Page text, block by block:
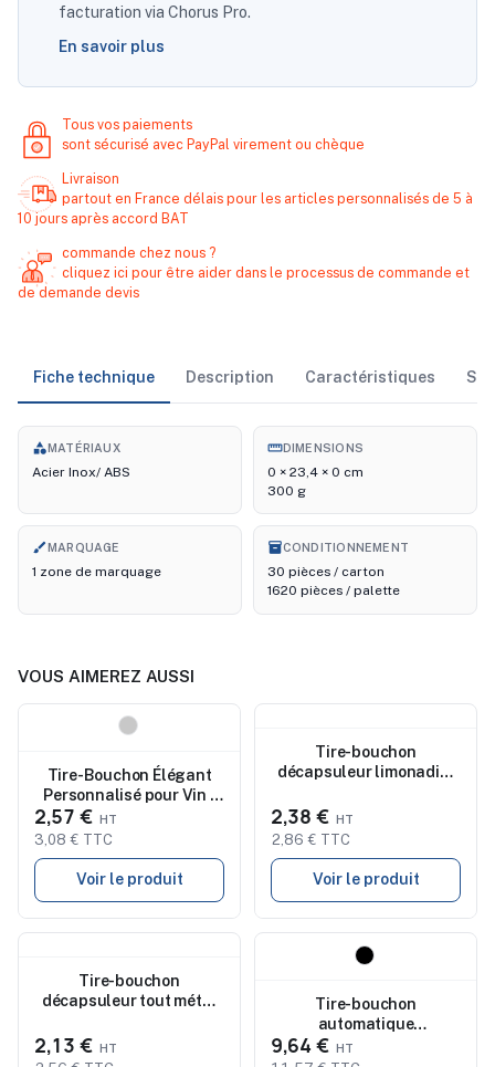
facturation via Chorus Pro.
En savoir plus
Tous vos paiements
sont sécurisé avec PayPal virement ou chèque
Livraison
partout en France délais pour les articles personnalisés de 5 à
10 jours après accord BAT
commande chez nous ?
cliquez ici pour être aider dans le processus de commande et
de demande devis
Fiche technique Description Caractéristiques
categoryMATÉRIAUX
Acier Inox/ ABS
straightenDIMENSIONS
0 × 23,4 × 0 cm
300 g
brushMARQUAGE
1 zone de marquage
inventory_2
CONDITIONNEMENT
30 pièces / carton
1620 pièces / palette
VOUS AIMEREZ AUSSI
Tire-Bouchon Élégant
Personnalisé pour Vin -
Zydris
2,57 €
3,08 € TTC
Voir le produit
Tire-bouchon
décapsuleur limonadier
2,38 €
2,86 € TTC
Voir le produit
Tire-bouchon
décapsuleur tout métal
limonadier
2,13 €
Tire-bouchon
automatique
personnalisé CORCHO -
9,64 €